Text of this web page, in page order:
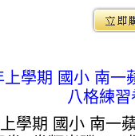
上學期 國小 南一
八格練
學期 國小 南一